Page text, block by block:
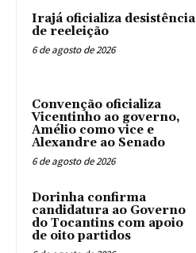
Irajá oficializa desistência
de reeleição
6 de agosto de 2026
Convenção oficializa
Vicentinho ao governo,
Amélio como vice e
Alexandre ao Senado
6 de agosto de 2026
Dorinha confirma
candidatura ao Governo
do Tocantins com apoio
de oito partidos